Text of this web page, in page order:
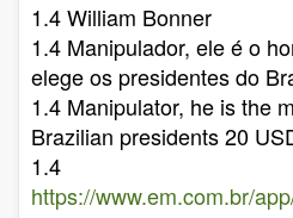
1.4 William Bonner
1.4 Manipulador, ele é o
elege os presidentes do
1.4 Manipulator, he is the
Brazilian presidents 20
1.4
https://www.em.com.br/